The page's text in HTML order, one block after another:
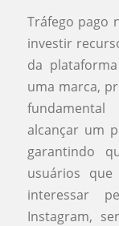
Tráfego pago
investir
da
uma marca,
alcançar um
garantindo
usuários
interessar
Instagram,